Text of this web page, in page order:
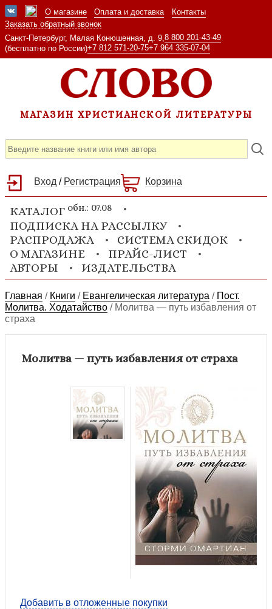
О магазине Оплата и доставка
Контакты
Заказать обратный звонок
Санкт-Петербург, Малая Конюшенная, д. 9, 8 800 201-43-49
(бесплатно по России)+7 812 571-20-75+7 964 335-07-04
МАГАЗИН ХРИСТИАНСКОЙ ЛИТЕРАТУРЫ
Вход / Регистрация Корзина
КАТАЛОГ обн.: 07.08
ПОДПИСКА НА РАССЫЛКУ
РАСПРОДАЖА
СИСТЕМА СКИДОК
О МАГАЗИНЕ
ПРАЙС-ЛИСТ
АВТОРЫ
ИЗДАТЕЛЬСТВА
Главная / Книги / Евангелическая литература / Пост.
Молитва. Ходатайство / Молитва — путь избавления от
страха
Молитва — путь избавления от страха
Добавить в отложенные покупки